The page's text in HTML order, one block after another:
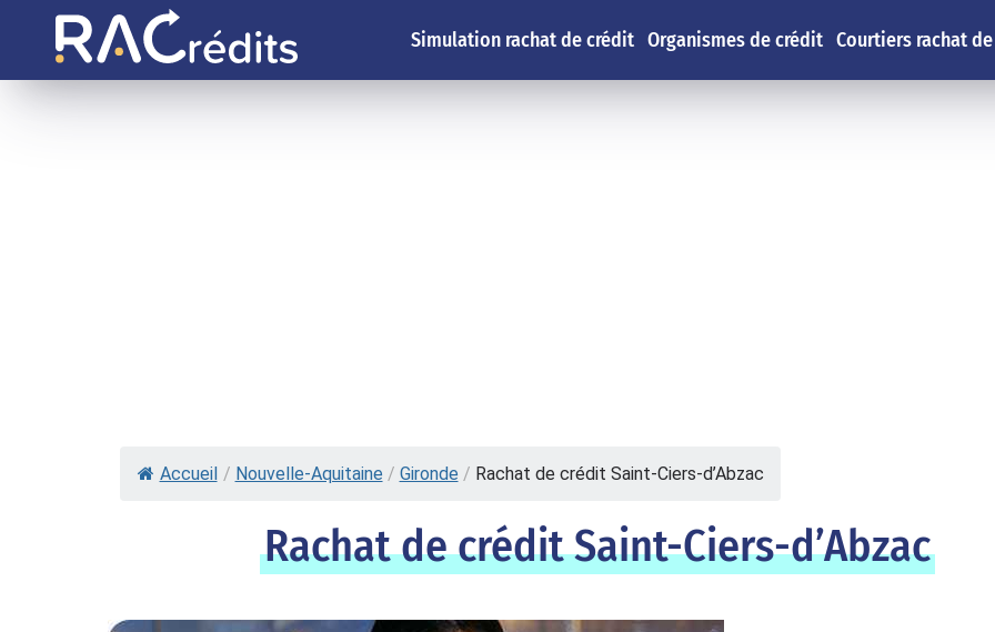
Simulation rachat de crédit Organismes de crédit Courtiers rachat
Accueil / Nouvelle-Aquitaine / Gironde / Rachat de crédit Saint-Ciers-d’Abzac
Rachat de crédit Saint-Ciers-d’Abzac